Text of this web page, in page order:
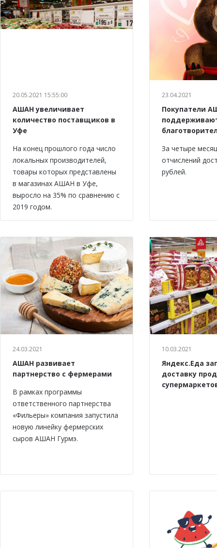
20.05.2021 15:55:00
АШАН увеличивает
количество поставщиков в
Уфе
На конец прошлого года число
локальных производителей,
товары которых представлены
в магазинах АШАН в Уфе,
выросло на 35% по сравнению с
2019 годом.
23.04.2021
Покупатели
За четыре
отчислений
рублей.
24.03.2021
АШАН развивает
партнерство с фермерами
В рамках программы
ответственного партнерства
«Фильеры» компания запустила
новую линейку фермерских
сыров АШАН Гурмэ.
10.03.2021
Яндекс.Еда
доставку